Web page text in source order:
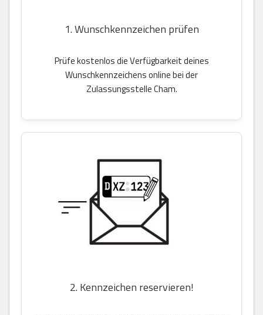
1. Wunschkennzeichen prüfen
Prüfe kostenlos die Verfügbarkeit deines
Wunschkennzeichens online bei der
Zulassungsstelle Cham.
2. Kennzeichen reservieren!